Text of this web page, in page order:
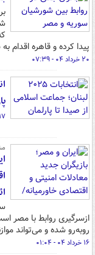
پیدا کرده و قاهره
۲۰ خرداد ۰۴ - ۰۷:۳۹
۱۷ خرداد ۰۴ - ۲۰:۱۵
ازسرگیری روابط با مصر
روبه‌رو شده و می‌تواند
۱۶ خرداد ۰۴ - ۰۱:۰۴